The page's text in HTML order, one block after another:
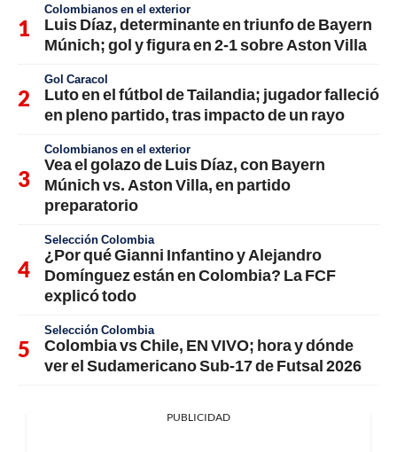
Colombianos en el exterior
Luis Díaz, determinante en triunfo de Bayern
Múnich; gol y figura en 2-1 sobre Aston Villa
Gol Caracol
Luto en el fútbol de Tailandia; jugador falleció
en pleno partido, tras impacto de un rayo
Colombianos en el exterior
Vea el golazo de Luis Díaz, con Bayern
Múnich vs. Aston Villa, en partido
preparatorio
Selección Colombia
¿Por qué Gianni Infantino y Alejandro
Domínguez están en Colombia? La FCF
explicó todo
Selección Colombia
Colombia vs Chile, EN VIVO; hora y dónde
ver el Sudamericano Sub-17 de Futsal 2026
PUBLICIDAD